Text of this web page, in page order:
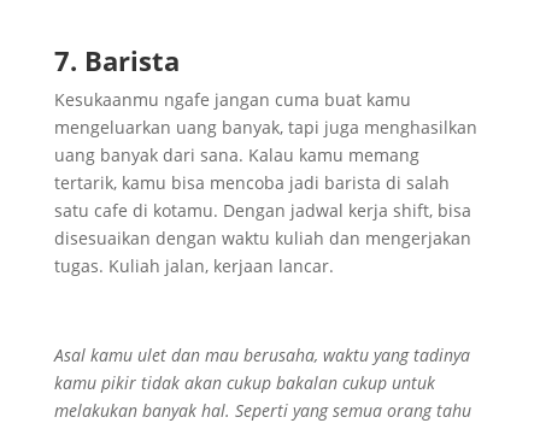
7. Barista
Kesukaanmu ngafe jangan cuma buat kamu
mengeluarkan uang banyak, tapi juga menghasilkan
uang banyak dari sana. Kalau kamu memang
tertarik, kamu bisa mencoba jadi barista di salah
satu cafe di kotamu. Dengan jadwal kerja shift, bisa
disesuaikan dengan waktu kuliah dan mengerjakan
tugas. Kuliah jalan, kerjaan lancar.
Asal kamu ulet dan mau berusaha, waktu yang tadinya
kamu pikir tidak akan cukup bakalan cukup untuk
melakukan banyak hal. Seperti yang semua orang tahu